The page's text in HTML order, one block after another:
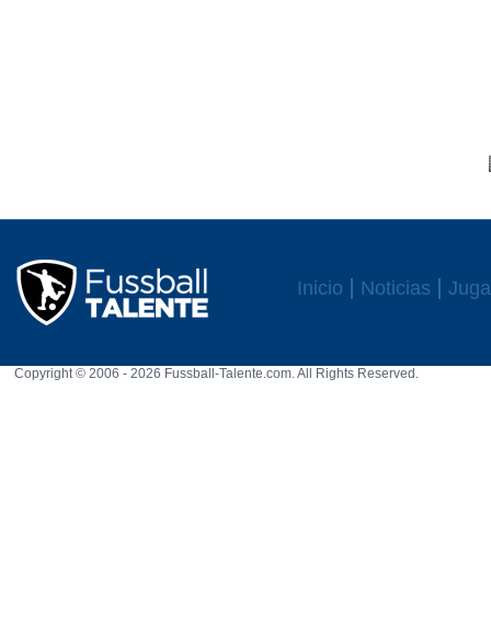
Inicio Noticias
Copyright © 2006 - 2026 Fussball-Talente.com. All Rights Reserved.